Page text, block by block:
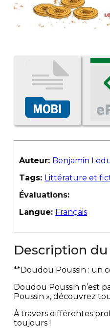
Auteur: Benjamin
Tags: Littérature et
Évaluations:
Langue: Français
Description du
**Doudou Poussin : un
Doudou Poussin n’est
Poussin », découvrez
À travers différentes
toujours !